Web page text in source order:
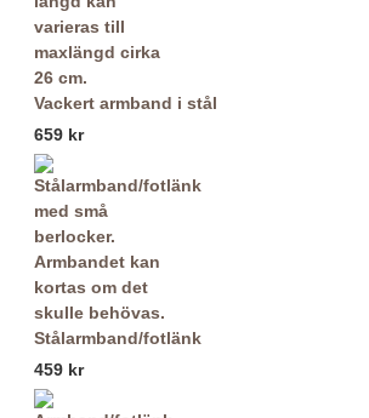
Vackert armband i stål
659 kr
Stålarmband/fotlänk
459 kr